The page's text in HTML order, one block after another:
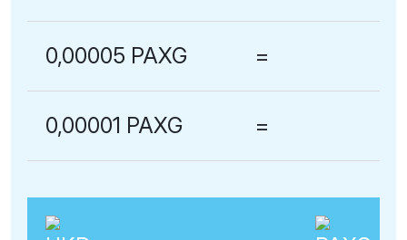
0,00005 PAXG =
0,00001 PAXG =